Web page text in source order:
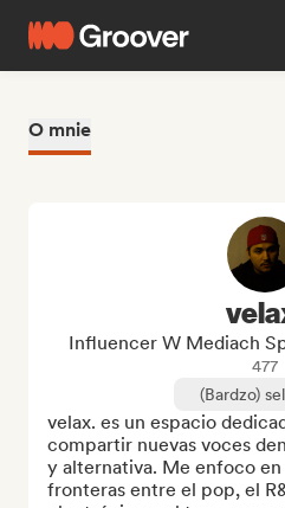
O mnie
Influencer W Mediach
477
(Bardzo)
velax. es un espacio
compartir nuevas voces
y alternativa. Me enfoco en
fronteras entre el pop, el